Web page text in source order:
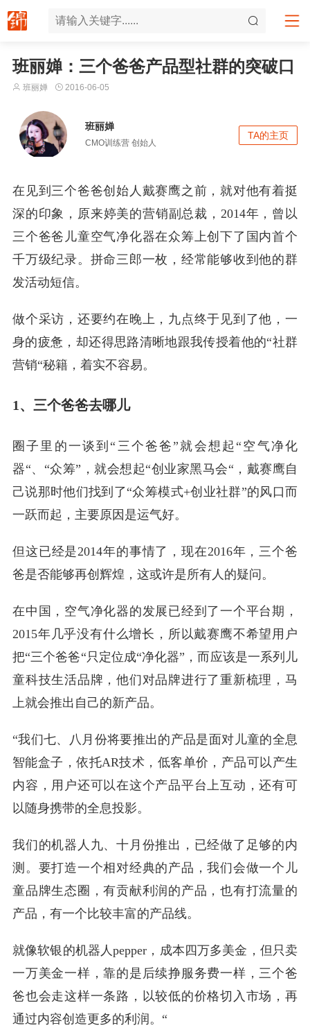
班丽婵：三个爸爸产品型社群的突破口
班丽婵 2016-06-05
班丽婵
CMO训练营 创始人
TA的主页
在见到三个爸爸创始人戴赛鹰之前，就对他有着挺
深的印象，原来婷美的营销副总裁，2014年，曾以
三个爸爸儿童空气净化器在众筹上创下了国内首个
千万级纪录。拼命三郎一枚，经常能够收到他的群
发活动短信。
做个采访，还要约在晚上，九点终于见到了他，一
身的疲惫，却还得思路清晰地跟我传授着他的“社群
营销“秘籍，着实不容易。
1、三个爸爸去哪儿
圈子里的一谈到“三个爸爸”就会想起“空气净化
器“、“众筹”，就会想起“创业家黑马会“，戴赛鹰自
己说那时他们找到了“众筹模式+创业社群”的风口而
一跃而起，主要原因是运气好。
但这已经是2014年的事情了，现在2016年，三个爸
爸是否能够再创辉煌，这或许是所有人的疑问。
在中国，空气净化器的发展已经到了一个平台期，
2015年几乎没有什么增长，所以戴赛鹰不希望用户
把“三个爸爸“只定位成“净化器”，而应该是一系列儿
童科技生活品牌，他们对品牌进行了重新梳理，马
上就会推出自己的新产品。
“我们七、八月份将要推出的产品是面对儿童的全息
智能盒子，依托AR技术，低客单价，产品可以产生
内容，用户还可以在这个产品平台上互动，还有可
以随身携带的全息投影。
我们的机器人九、十月份推出，已经做了足够的内
测。要打造一个相对经典的产品，我们会做一个儿
童品牌生态圈，有贡献利润的产品，也有打流量的
产品，有一个比较丰富的产品线。
就像软银的机器人pepper，成本四万多美金，但只卖
一万美金一样，靠的是后续挣服务费一样，三个爸
爸也会走这样一条路，以较低的价格切入市场，再
通过内容创造更多的利润。“